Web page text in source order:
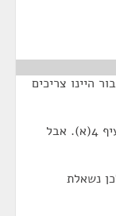
היינו צריכים
לאשר גם את הוצאת החברה מתחולתו של סעיף 4(א). אבל
נשאלת